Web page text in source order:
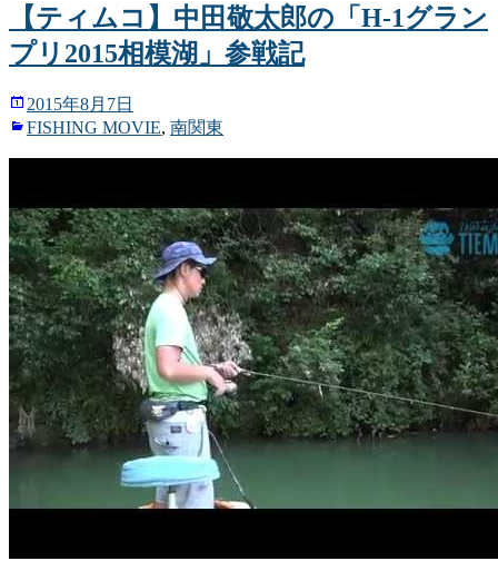
い
ウ
ィ
ン
ド
開
き
ま
Twitter
で
共
有
(新
ウ
ィ
ン
ウ
ま
す)
Google+
で
共
有
(新
ウ
ィ
ン
ウ
ま
す)
【ティムコ】中田敬太郎の「H-1グラン
プリ2015相模湖」参戦記
2015年8月7日
FISHING MOVIE, 南関東